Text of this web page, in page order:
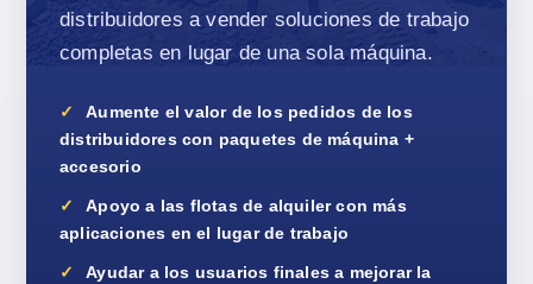
distribuidores a vender soluciones de trabajo
completas en lugar de una sola máquina.
Aumente el valor de los pedidos de los
distribuidores con paquetes de máquina +
accesorio
Apoyo a las flotas de alquiler con más
aplicaciones en el lugar de trabajo
Ayudar a los usuarios finales a mejorar la